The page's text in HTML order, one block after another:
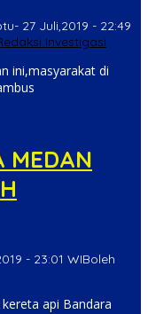
27 Juli,2019 - 22:49
Investigasi
ini,masyarakat di
MEDAN
- 23:01 WIBoleh
api Bandara